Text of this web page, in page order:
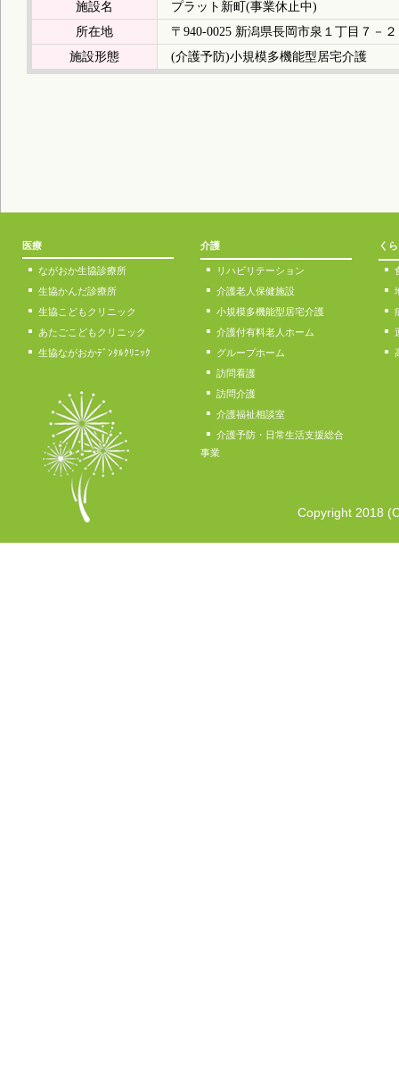
施設名
プラット新町(事業休止中)
所在地
〒940-0025 新潟県長岡市泉１丁目７－
施設形態
(介護予防)小規模多機能型居宅介護
医療
ながおか生協診療所
生協かんだ診療所
生協こどもクリニック
あたごこどもクリニック
生協ながおかﾃﾞﾝﾀﾙｸﾘﾆｯｸ
介護
リハビリテーション
介護老人保健施設
小規模多機能型居宅介護
介護付有料老人ホーム
グループホーム
訪問看護
訪問介護
介護福祉相談室
介護予防・日常生活支援総合
事業
く
Copyright 2018